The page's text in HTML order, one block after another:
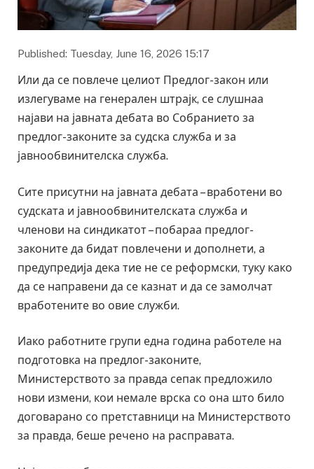
Published: Tuesday, June 16, 2026 15:17
Или да се повлече целиот Предлог-закон или
излегуваме на генерален штрајк, се слушнаа
најави на јавната дебата во Собранието за
предлог-законите за судска служба и за
јавнообвинителска служба.
Сите присутни на јавната дебата – вработени во
судската и јавнообвинителската служба и
членови на синдикатот – побараа предлог-
законите да бидат повлечени и дополнети, а
предупредија дека тие не се реформски, туку како
да се направени да се казнат и да се замолчат
вработените во овие служби.
Иако работните групи една година работеле на
подготовка на предлог-законите,
Министерството за правда сепак предложило
нови измени, кои немале врска со она што било
договарано со претставници на Министерството
за правда, беше речено на расправата.